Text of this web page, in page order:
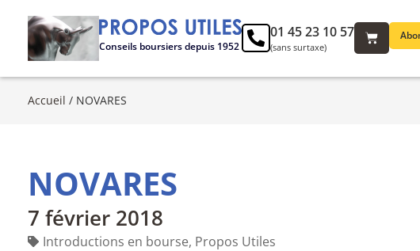
Conseils boursiers depuis 1952
01 45 23 10 57
(sans surtaxe)
Accueil / NOVARES
NOVARES
7 février 2018
Introductions en bourse, Propos Utiles